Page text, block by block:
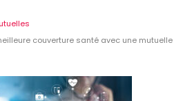
couverture santé avec une mutuelle